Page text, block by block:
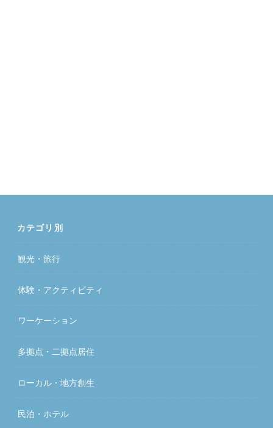
カテゴリ別
観光・旅行
体験・アクティビティ
ワーケーション
多拠点・二拠点居住
ローカル・地方創生
民泊・ホテル